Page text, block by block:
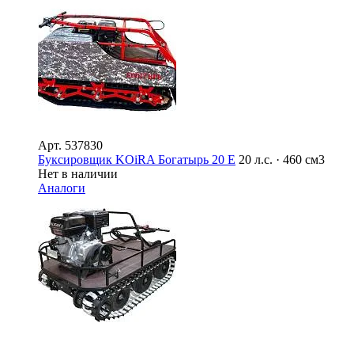
Арт. 537830
Буксировщик KOiRA Богатырь 20 E 20 л.с. · 460 см3
Нет в наличии
Аналоги